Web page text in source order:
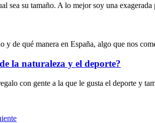
sea su tamaño. A lo mejor soy una
y de qué manera en España, algo que nos
la naturaleza y el deporte?
con gente a la que le gusta el deporte y